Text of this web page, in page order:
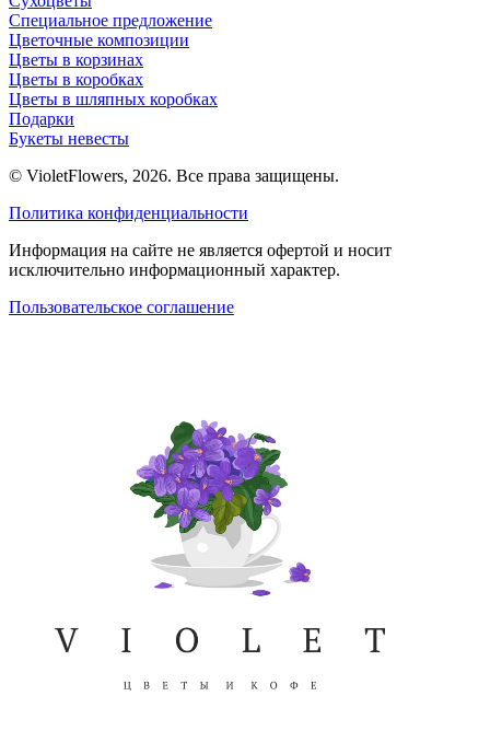
Специальное предложение
Цветочные композиции
Цветы в корзинах
Цветы в коробках
Цветы в шляпных коробках
Подарки
Букеты невесты
© VioletFlowers, 2026. Все права защищены.
Политика конфиденциальности
Информация на сайте не является офертой и носит
исключительно информационный характер.
Пользовательское соглашение